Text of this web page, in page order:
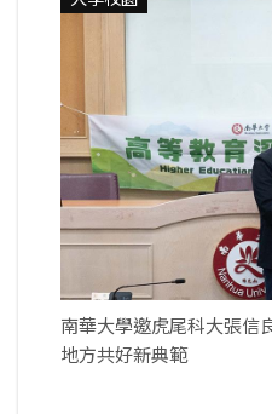
南華大學邀虎尾科大張
地方共好新典範